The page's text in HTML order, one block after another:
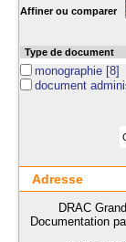
Affiner ou comparer
Type de document
monographie [8]
document
Adresse
DRAC
Documentation